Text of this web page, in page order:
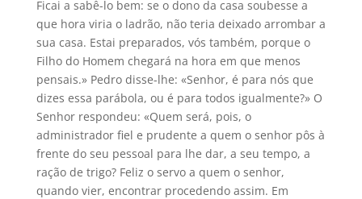
Ficai a sabê-lo bem: se o dono da casa soubesse a
que hora viria o ladrão, não teria deixado arrombar a
sua casa. Estai preparados, vós também, porque o
Filho do Homem chegará na hora em que menos
pensais.» Pedro disse-lhe: «Senhor, é para nós que
dizes essa parábola, ou é para todos igualmente?» O
Senhor respondeu: «Quem será, pois, o
administrador fiel e prudente a quem o senhor pôs à
frente do seu pessoal para lhe dar, a seu tempo, a
ração de trigo? Feliz o servo a quem o senhor,
quando vier, encontrar procedendo assim. Em